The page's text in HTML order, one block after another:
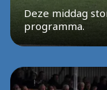
Deze middag
programma.